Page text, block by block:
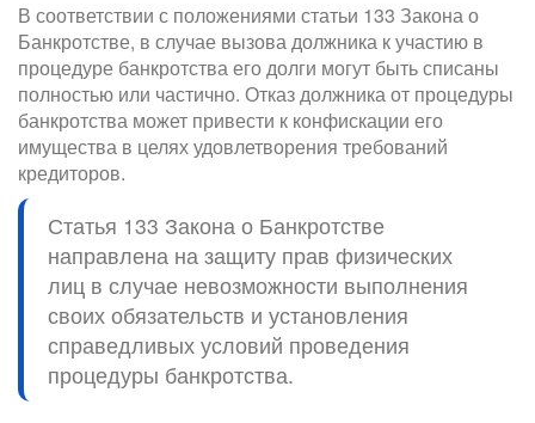
В соответствии с положениями статьи 133 Закона о
Банкротстве, в случае вызова должника к участию в
процедуре банкротства его долги могут быть списаны
полностью или частично. Отказ должника от процедуры
банкротства может привести к конфискации его
имущества в целях удовлетворения требований
кредиторов.
Статья 133 Закона о Банкротстве
направлена на защиту прав физических
лиц в случае невозможности выполнения
своих обязательств и установления
справедливых условий проведения
процедуры банкротства.